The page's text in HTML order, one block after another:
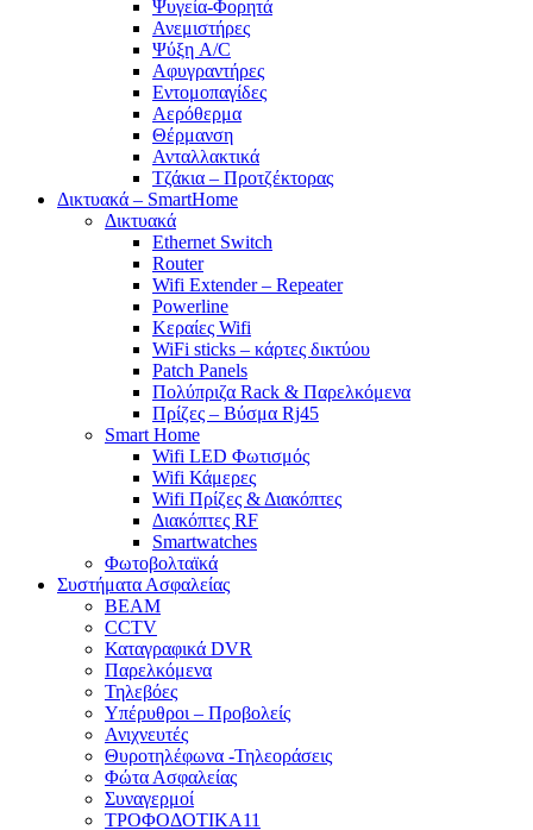
Ψυγεία-Φορητά
Ανεμιστήρες
Ψύξη A/C
Αφυγραντήρες
Εντομοπαγίδες
Αερόθερμα
Θέρμανση
Ανταλλακτικά
Τζάκια – Προτζέκτορας
Δικτυακά – SmartHome
Δικτυακά
Ethernet Switch
Router
Wifi Extender – Repeater
Powerline
Κεραίες Wifi
WiFi sticks – κάρτες δικτύου
Patch Panels
Πολύπριζα Rack & Παρελκόμενα
Πρίζες – Βύσμα Rj45
Smart Home
Wifi LED Φωτισμός
Wifi Κάμερες
Wifi Πρίζες & Διακόπτες
Διακόπτες RF
Smartwatches
Φωτοβολταϊκά
Συστήματα Ασφαλείας
BEAM
CCTV
Καταγραφικά DVR
Παρελκόμενα
Τηλεβόες
Υπέρυθροι – Προβολείς
Ανιχνευτές
Θυροτηλέφωνα -Τηλεοράσεις
Φώτα Ασφαλείας
Συναγερμοί
ΤΡΟΦΟΔΟΤΙΚΑ11